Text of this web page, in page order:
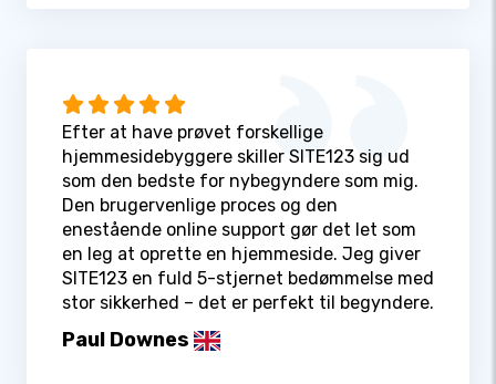
Efter at have prøvet forskellige
hjemmesidebyggere skiller SITE123 sig ud
som den bedste for nybegyndere som mig.
Den brugervenlige proces og den
enestående online support gør det let som
en leg at oprette en hjemmeside. Jeg giver
SITE123 en fuld 5-stjernet bedømmelse med
stor sikkerhed – det er perfekt til begyndere.
Paul Downes